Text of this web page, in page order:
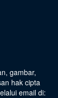
gambar,
hak cipta
email di: